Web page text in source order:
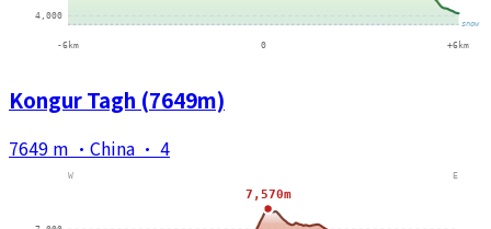
Kongur Tagh (7649m)
7649 m · China · 4